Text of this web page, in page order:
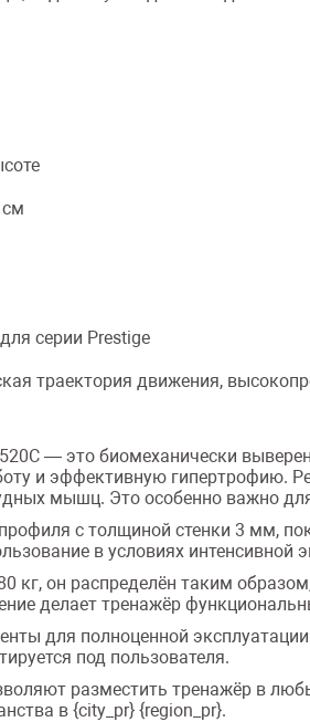
см
серии Prestige
траектория движения,
— это биомеханически
и эффективную гипертрофию.
мышц. Это особенно важно
с толщиной стенки 3 мм,
в условиях интенсивной
кг, он распределён таким
делает тренажёр
для полноценной
под пользователя.
разместить тренажёр в
в {city_pr} {region_pr}.